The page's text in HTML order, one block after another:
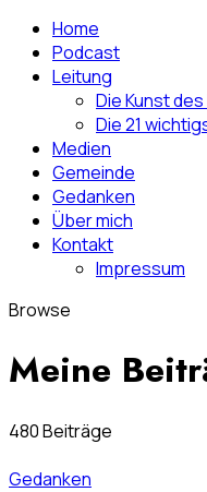
Home
Podcast
Leitung
Die Kunst
Die 21
Medien
Gemeinde
Gedanken
Über mich
Kontakt
Impressum
Browse
Meine
480 Beiträge
Gedanken